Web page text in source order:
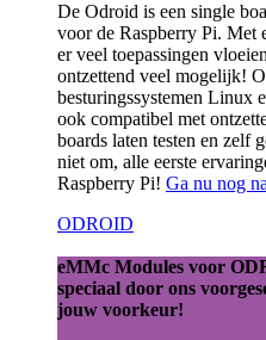
De Odroid is een single
voor de Raspberry Pi. Met
er veel toepassingen
ontzettend veel mogelijk!
besturingssystemen Linux
ook compatibel met
boards laten testen en zelf
niet om, alle eerste
Raspberry Pi! Ga nu nog
ODROID
eMMc Modules voor
speciaal door ons
jouw voorkeur!